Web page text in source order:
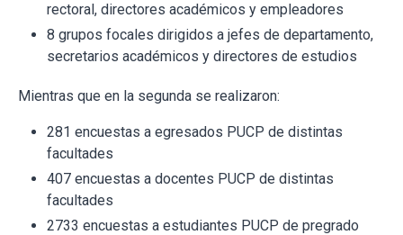
rectoral, directores académicos y empleadores
8 grupos focales dirigidos a jefes de departamento,
secretarios académicos y directores de estudios
Mientras que en la segunda se realizaron:
281 encuestas a egresados PUCP de distintas
facultades
407 encuestas a docentes PUCP de distintas
facultades
2733 encuestas a estudiantes PUCP de pregrado